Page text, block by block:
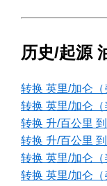
历史/起源
转换 英里/加仑
转换 英里/加仑
转换 升/百公里
转换 升/百公里
转换 英里/加仑
转换 英里/加仑